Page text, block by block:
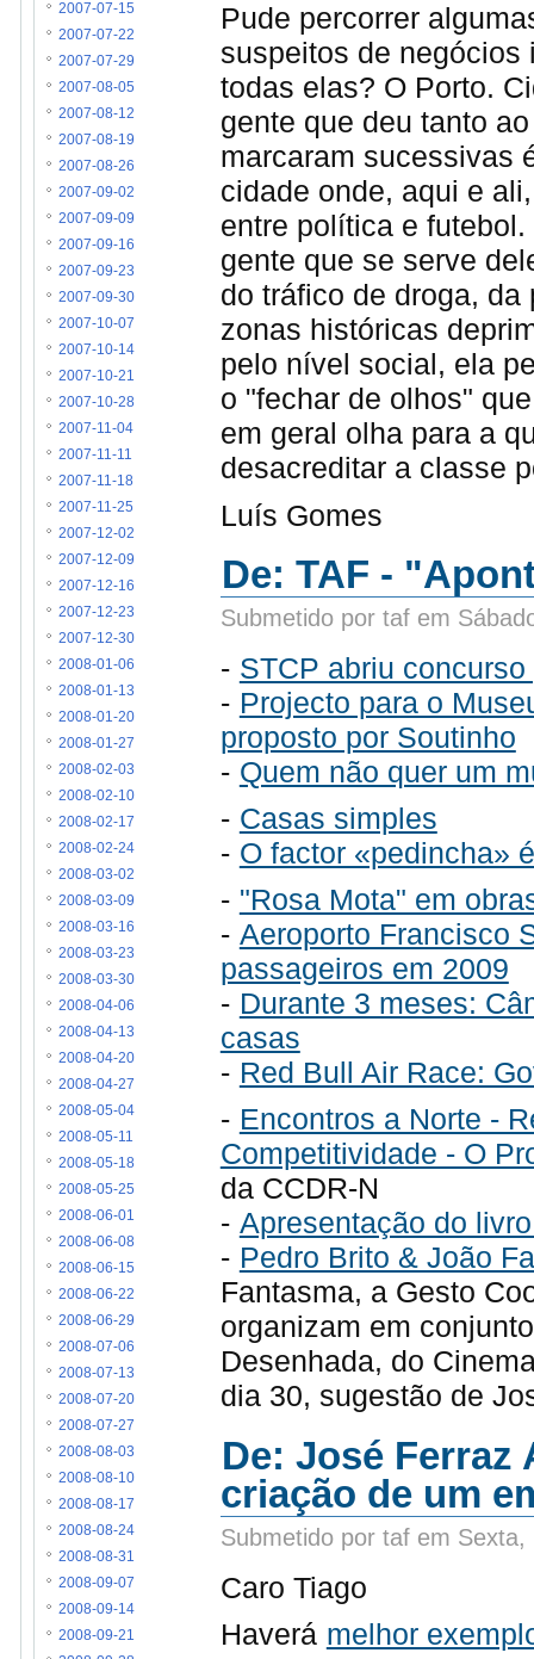
Pude percorrer
suspeitos de
todas elas? O Porto.
gente que deu tanto
marcaram sucessivas
cidade onde, aqui e
entre política e
gente que se serve
do tráfico de droga,
zonas históricas
pelo nível social, ela
o "fechar de olhos"
em geral olha para a
desacreditar a classe
Luís Gomes
De: TAF -
Submetido por taf em
- STCP abriu
- Projecto para o
proposto por Soutinho
- Quem não quer um
- Casas simples
- O factor «pedincha»
- "Rosa Mota" em
- Aeroporto Francisco
passageiros em 2009
- Durante 3 meses:
casas
- Red Bull Air Race:
- Encontros a Norte -
Competitividade - O
da CCDR-N
- Apresentação do
- Pedro Brito & João
Fantasma, a Gesto
organizam em
Desenhada, do
dia 30, sugestão de
De: José
criação de um
Submetido por taf em
Caro Tiago
Haverá melhor
2007-07-15
2007-07-22
2007-07-29
2007-08-05
2007-08-12
2007-08-19
2007-08-26
2007-09-02
2007-09-09
2007-09-16
2007-09-23
2007-09-30
2007-10-07
2007-10-14
2007-10-21
2007-10-28
2007-11-04
2007-11-11
2007-11-18
2007-11-25
2007-12-02
2007-12-09
2007-12-16
2007-12-23
2007-12-30
2008-01-06
2008-01-13
2008-01-20
2008-01-27
2008-02-03
2008-02-10
2008-02-17
2008-02-24
2008-03-02
2008-03-09
2008-03-16
2008-03-23
2008-03-30
2008-04-06
2008-04-13
2008-04-20
2008-04-27
2008-05-04
2008-05-11
2008-05-18
2008-05-25
2008-06-01
2008-06-08
2008-06-15
2008-06-22
2008-06-29
2008-07-06
2008-07-13
2008-07-20
2008-07-27
2008-08-03
2008-08-10
2008-08-17
2008-08-24
2008-08-31
2008-09-07
2008-09-14
2008-09-21